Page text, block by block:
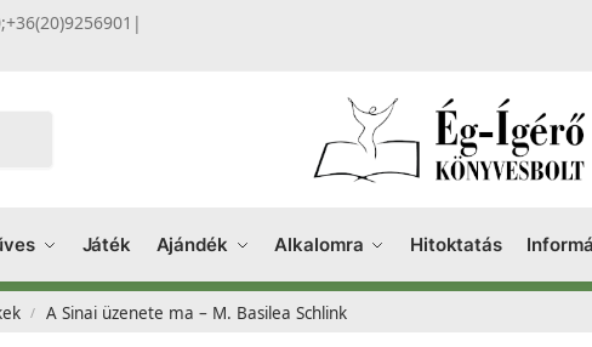
|
Játék Ajándék Alkalomra Hitoktatás
/ A Sinai üzenete ma – M. Basilea Schlink